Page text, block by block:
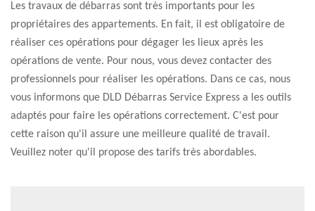
Les travaux de débarras sont très importants pour les
propriétaires des appartements. En fait, il est obligatoire de
réaliser ces opérations pour dégager les lieux après les
opérations de vente. Pour nous, vous devez contacter des
professionnels pour réaliser les opérations. Dans ce cas, nous
vous informons que DLD Débarras Service Express a les outils
adaptés pour faire les opérations correctement. C'est pour
cette raison qu'il assure une meilleure qualité de travail.
Veuillez noter qu'il propose des tarifs très abordables.